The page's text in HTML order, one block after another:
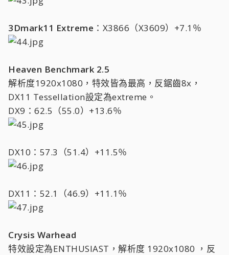
3Dmark11 Extreme ：X3866（X3609）+7.1％
Heaven Benchmark 2.5
解析度1920x1080，特效皆為最高，反鋸齒8x，
DX11 Tessellation設定為extreme。
DX9：62.5（55.0）+13.6％
DX10：57.3（51.4）+11.5％
DX11：52.1（46.9）+11.1％
Crysis Warhead
特效設定為ENTHUSIAST，解析度 1920x1080 ，反